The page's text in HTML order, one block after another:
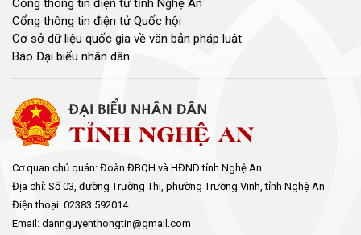
Cổng thông tin điện tử tỉnh Nghệ An
Cổng thông tin điện tử Quốc hội
Cơ sở dữ liệu quốc gia về văn bản pháp luật
Báo Đại biểu nhân dân
Cơ quan chủ quản: Đoàn ĐBQH và HĐND tỉnh Nghệ An
Địa chỉ: Số 03, đường Trường Thi, phường Trường Vinh, tỉnh Nghệ An
Điện thoại: 02383.592014
Email: dannguyenthongtin@gmail.com